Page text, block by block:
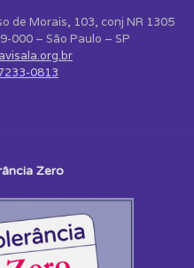
de Morais, 103, conj NR 1305
000 – São Paulo – SP
0813
Zero